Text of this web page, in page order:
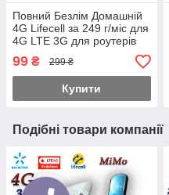
Повний Безлім Домашній
4G Lifecell за 249 г/міс для
4G LTE 3G для роутерів
WiFi без обмежень
швидкості!
99 ₴ 299 ₴
Купити
Подібні товари компанії